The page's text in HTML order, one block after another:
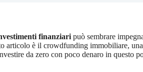
finanziari può sembrare
articolo è il crowdfunding immobiliare,
da zero con poco denaro in questo